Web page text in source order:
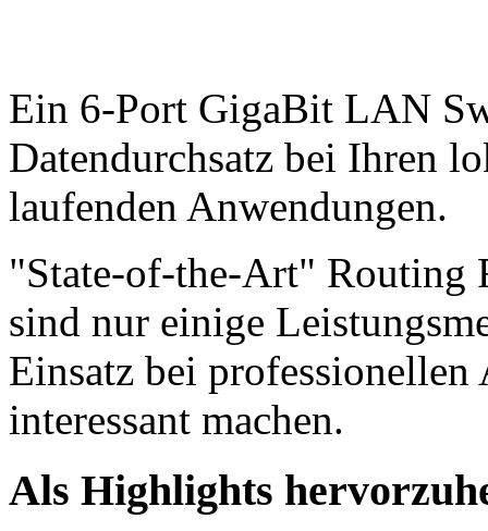
Ein 6-Port GigaBit LAN
Datendurchsatz bei Ihren
laufenden Anwendungen.
"State-of-the-Art" Routing
sind nur einige
Einsatz bei
interessant machen.
Als Highlights